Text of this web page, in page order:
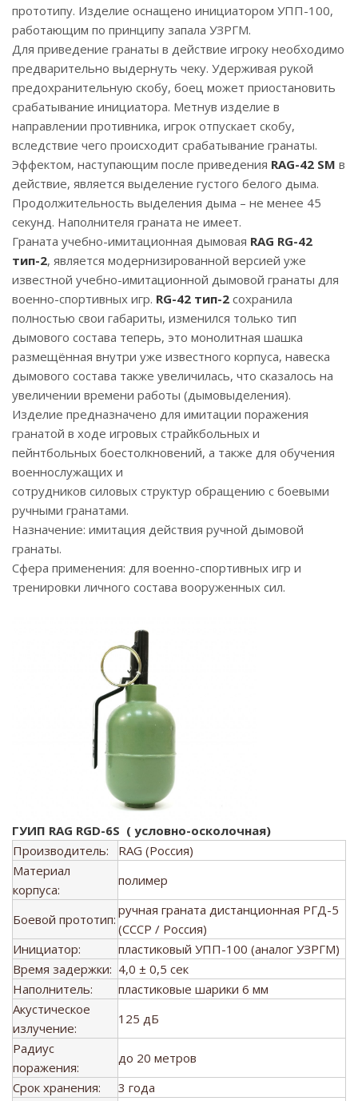
прототипу. Изделие оснащено инициатором УПП-100,
работающим по принципу запала УЗРГМ.
Для приведение гранаты в действие игроку необходимо
предварительно выдернуть чеку. Удерживая рукой
предохранительную скобу, боец может приостановить
срабатывание инициатора. Метнув изделие в
направлении противника, игрок отпускает скобу,
вследствие чего происходит срабатывание гранаты.
Эффектом, наступающим после приведения RАG-42 SM в
действие, является выделение густого белого дыма.
Продолжительность выделения дыма – не менее 45
секунд. Наполнителя граната не имеет.
Граната учебно-имитационная дымовая RAG RG-42
тип-2, является модернизированной версией уже
известной учебно-имитационной дымовой гранаты для
военно-спортивных игр. RG-42 тип-2 сохранила
полностью свои габариты, изменился только тип
дымового состава теперь, это монолитная шашка
размещённая внутри уже известного корпуса, навеска
дымового состава также увеличилась, что сказалось на
увеличении времени работы (дымовыделения).
Изделие предназначено для имитации поражения
гранатой в ходе игровых страйкбольных и
пейнтбольных боестолкновений, а также для обучения
военнослужащих и
сотрудников силовых структур обращению с боевыми
ручными гранатами.
Назначение: имитация действия ручной дымовой
гранаты.
Сфера применения: для военно-спортивных игр и
тренировки личного состава вооруженных сил.
ГУИП RAG RGD-6S ( условно-осколочная)
Производитель:
RAG (Россия)
Материал
корпуса:
полимер
Боевой прототип:
ручная граната дистанционная РГД-5
(СССР / Россия)
Инициатор:
пластиковый УПП-100 (аналог УЗРГМ)
Время задержки: 4,0 ± 0,5 сек
Наполнитель:
пластиковые шарики 6 мм
Акустическое
излучение:
125 дБ
Радиус
поражения:
до 20 метров
Срок хранения:
3 года